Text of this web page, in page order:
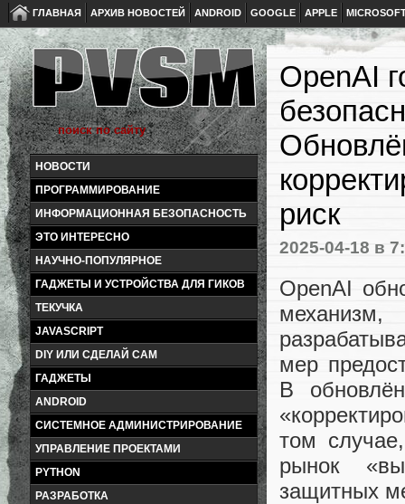
ГЛАВНАЯ АРХИВ НОВОСТЕЙ ANDROID GOOGLE APPLE
НОВОСТИ
ПРОГРАММИРОВАНИЕ
ИНФОРМАЦИОННАЯ БЕЗОПАСНОСТЬ
ЭТО ИНТЕРЕСНО
НАУЧНО-ПОПУЛЯРНОЕ
ГАДЖЕТЫ И УСТРОЙСТВА ДЛЯ ГИКОВ
ТЕКУЧКА
JAVASCRIPT
DIY ИЛИ СДЕЛАЙ САМ
ГАДЖЕТЫ
ANDROID
СИСТЕМНОЕ АДМИНИСТРИРОВАНИЕ
УПРАВЛЕНИЕ ПРОЕКТАМИ
PYTHON
РАЗРАБОТКА
OpenAI
риск
2025-04-18 в
OpenAI
мер
В
том
рынок
защитных